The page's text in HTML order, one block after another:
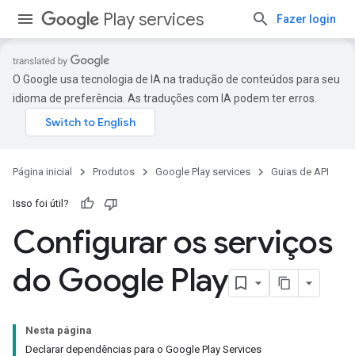
Play services Fazer login
O Google usa tecnologia de IA na tradução de conteúdos para seu
idioma de preferência. As traduções com IA podem ter erros.
Página inicial Produtos Google Play services Guias de API
Isso foi útil?
Configurar os serviços
do Google Play
Nesta página
Declarar dependências para o Google Play Services